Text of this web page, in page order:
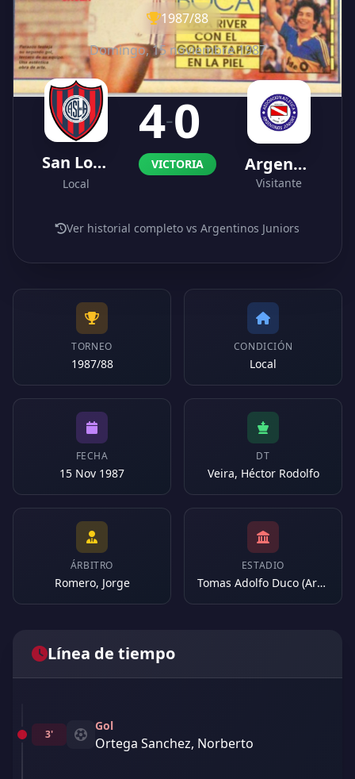
1987/88
Domingo, 15 noviembre 1987
San Lorenzo
Local
4-0
VICTORIA Argentinos Juniors
Visitante
Ver historial completo vs Argentinos Juniors
TORNEO
1987/88
CONDICIÓN
Local
FECHA
15 Nov 1987
DT
Veira, Héctor Rodolfo
ÁRBITRO
Romero, Jorge
ESTADIO
Tomas Adolfo Duco (Argentina)
Línea de tiempo
3'
Gol
Ortega Sanchez, Norberto